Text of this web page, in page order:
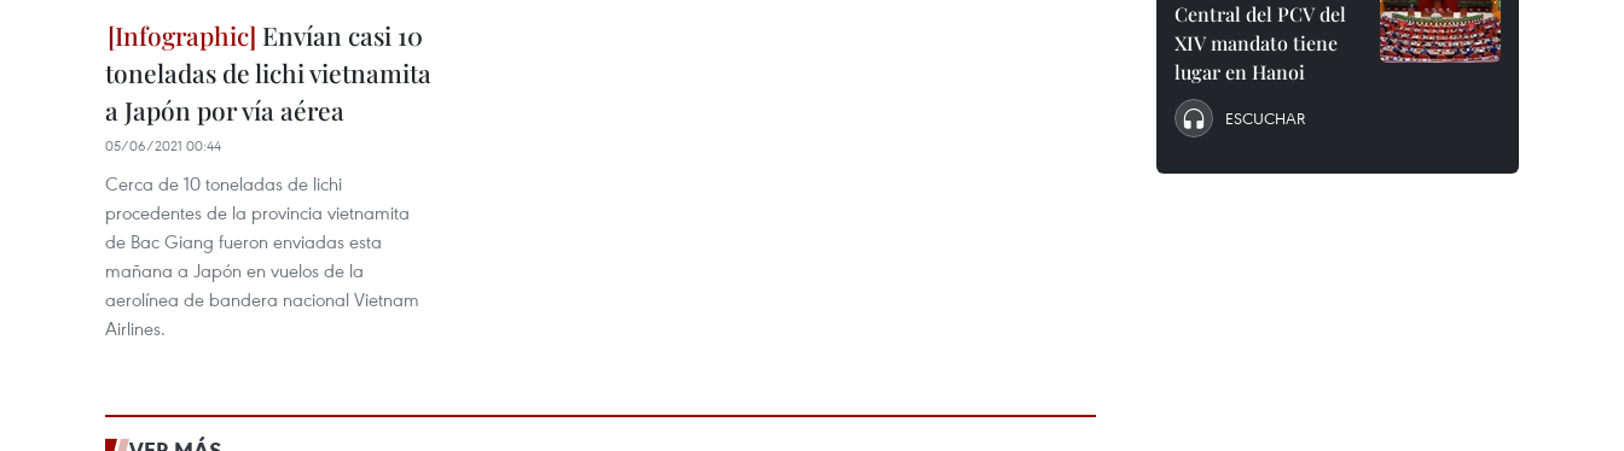
Envían casi 10
toneladas de lichi vietnamita
a Japón por vía aérea
05/06/2021 00:44
Cerca de 10 toneladas de lichi
procedentes de la provincia vietnamita
de Bac Giang fueron enviadas esta
mañana a Japón en vuelos de la
aerolínea de bandera nacional Vietnam
Airlines.
Central del PCV del
XIV mandato tiene
lugar en Hanoi
ESCUCHAR